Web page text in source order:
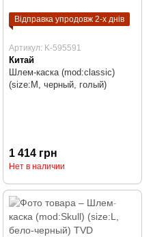
Відправка упродовж 2-х днів
Артикул: K-595591
Китай
Шлем-каска (mod:classic)
(size:M, черный, голый)
1 414 грн
Нет в наличии